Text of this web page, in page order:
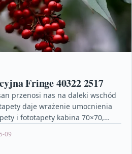
Fringe 40322 2517
przenosi nas na daleki wschód
daje wrażenie umocnienia
i fototapety kabina 70×70,…
09